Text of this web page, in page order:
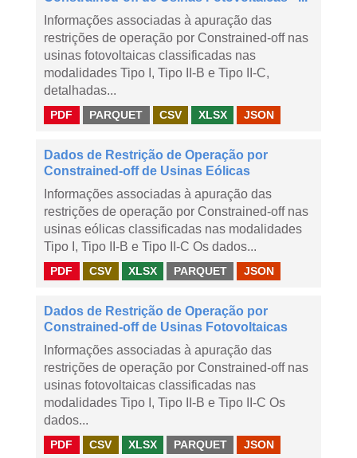
Informações associadas à apuração das
restrições de operação por Constrained-off nas
usinas fotovoltaicas classificadas nas
modalidades Tipo I, Tipo II-B e Tipo II-C,
detalhadas...
PDF PARQUET CSV XLSX JSON
Dados de Restrição de Operação por
Constrained-off de Usinas Eólicas
Informações associadas à apuração das
restrições de operação por Constrained-off nas
usinas eólicas classificadas nas modalidades
Tipo I, Tipo II-B e Tipo II-C Os dados...
PDF CSV XLSX PARQUET JSON
Dados de Restrição de Operação por
Constrained-off de Usinas Fotovoltaicas
Informações associadas à apuração das
restrições de operação por Constrained-off nas
usinas fotovoltaicas classificadas nas
modalidades Tipo I, Tipo II-B e Tipo II-C Os
dados...
PDF CSV XLSX PARQUET JSON